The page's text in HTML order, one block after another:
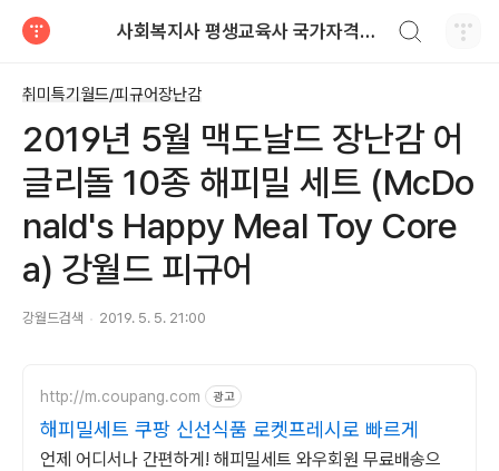
사회복지사 평생교육사 국가자격증 레포트 자료
취미특기월드/피규어장난감
2019년 5월 맥도날드 장난감 어
글리돌 10종 해피밀 세트 (McDo
nald's Happy Meal Toy Core
a) 강월드 피규어
강월드검색 2019. 5. 5. 21:00
http://m.coupang.com 광고
해피밀세트 쿠팡 신선식품 로켓프레시로 빠르게
언제 어디서나 간편하게! 해피밀세트 와우회원 무료배송으